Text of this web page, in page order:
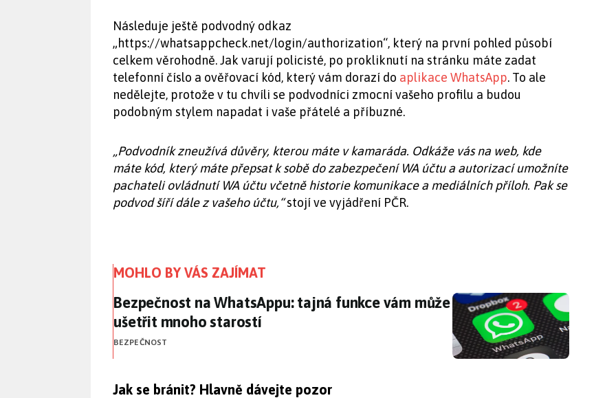
Následuje ještě podvodný odkaz
„https://whatsappcheck.net/login/authorization“, který na první pohled působí
celkem věrohodně. Jak varují policisté, po prokliknutí na stránku máte zadat
telefonní číslo a ověřovací kód, který vám dorazí do aplikace WhatsApp. To ale
nedělejte, protože v tu chvíli se podvodníci zmocní vašeho profilu a budou
podobným stylem napadat i vaše přátelé a příbuzné.
„Podvodník zneužívá důvěry, kterou máte v kamaráda. Odkáže vás na web, kde
máte kód, který máte přepsat k sobě do zabezpečení WA účtu a autorizací umožníte
pachateli ovládnutí WA účtu včetně historie komunikace a mediálních příloh. Pak se
podvod šíří dále z vašeho účtu,“stojí ve vyjádření PČR.
MOHLO BY VÁS ZAJÍMAT
Bezpečnost na WhatsAppu: tajná funkce vám může ušetřit mnoho starostí
Bezpečnost na WhatsAppu: tajná funkce vám může
ušetřit mnoho starostí
BEZPEČNOST
Jak se bránit? Hlavně dávejte pozor